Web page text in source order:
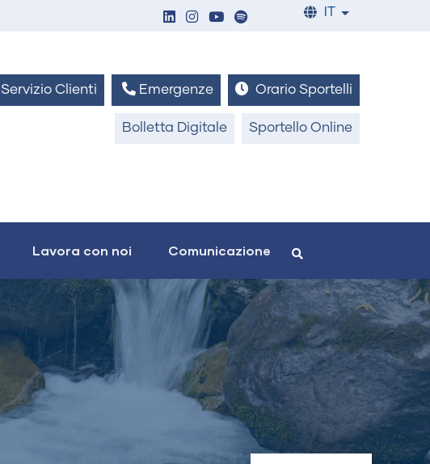
List
Servizio Clienti Emergenze Orario Sportelli
Bolletta Digitale Sportello Online
Lavora con noi Comunicazione